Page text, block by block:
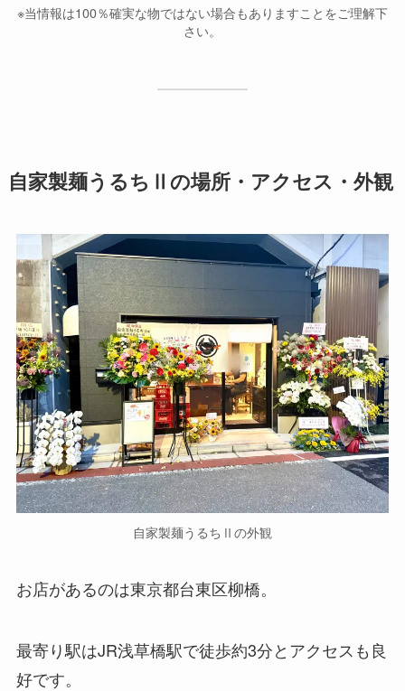
※当情報は100％確実な物ではない場合もありますことをご理解下
さい。
自家製麺うるちⅡの場所・アクセス・外観
自家製麺うるちⅡの外観
お店があるのは東京都台東区柳橋。
最寄り駅はJR浅草橋駅で徒歩約3分とアクセスも良
好です。